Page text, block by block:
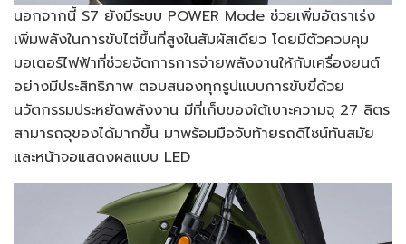
นอกจากนี้ S7 ยังมีระบบ POWER Mode ช่วยเพิ่มอัตราเร่ง
เพิ่มพลังในการขับไต่ขึ้นที่สูงในสัมผัสเดียว โดยมีตัวควบคุม
มอเตอร์ไฟฟ้าที่ช่วยจัดการการจ่ายพลังงานให้กับเครื่องยนต์
อย่างมีประสิทธิภาพ ตอบสนองทุกรูปแบบการขับขี่ด้วย
นวัตกรรมประหยัดพลังงาน มีที่เก็บของใต้เบาะความจุ 27 ลิตร
สามารถจุของได้มากขึ้น มาพร้อมมือจับท้ายรถดีไซน์ทันสมัย
และหน้าจอแสดงผลแบบ LED